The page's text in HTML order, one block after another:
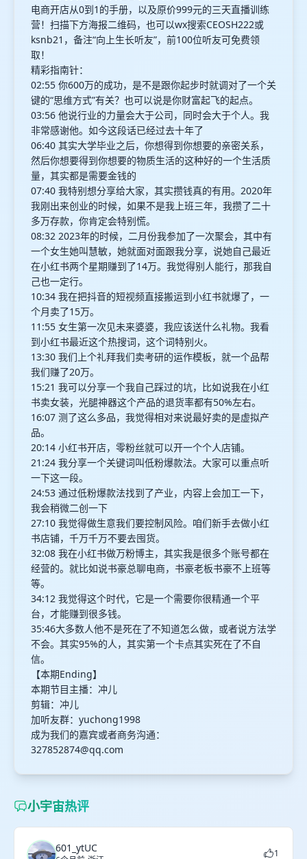
电商开店从0到1的手册，以及原价999元的三天直播训练
营！扫描下方海报二维码，也可以wx搜索CEOSH222或
ksnb21，备注“向上生长听友”，前100位听友可免费领
取！
精彩指南针：
02:55 你600万的成功，是不是跟你起步时就调对了一个关
键的“思维方式”有关？也可以说是你财富起飞的起点。
03:56 他说行业的力量会大于公司，同时会大于个人。我
非常感谢他。如今这段话已经过去十年了
06:40 其实大学毕业之后，你想得到你想要的亲密关系，
然后你想要得到你想要的物质生活的这种好的一个生活质
量，其实都是需要金钱的
07:40 我特别想分享给大家，其实攒钱真的有用。2020年
我刚出来创业的时候，如果不是我上班三年，我攒了二十
多万存款，你肯定会特别慌。
08:32 2023年的时候，二月份我参加了一次聚会，其中有
一个女生她叫慧敏，她就面对面跟我分享，说她自己最近
在小红书两个星期赚到了14万。我觉得别人能行，那我自
己也一定行。
10:34 我在把抖音的短视频直接搬运到小红书就爆了，一
个月卖了15万。
11:55 女生第一次见未来婆婆，我应该送什么礼物。我看
到小红书最近这个热搜词，这个词特别火。
13:30 我们上个礼拜我们卖考研的运作模板，就一个品帮
我们赚了20万。
15:21 我可以分享一个我自己踩过的坑，比如说我在小红
书卖女装，光腿神器这个产品的退货率都有50%左右。
16:07 测了这么多品，我觉得相对来说最好卖的是虚拟产
品。
20:14 小红书开店，零粉丝就可以开一个个人店铺。
21:24 我分享一个关键词叫低粉爆款法。大家可以重点听
一下这一段。
24:53 通过低粉爆款法找到了产业，内容上会加工一下，
我会稍微二创一下
27:10 我觉得做生意我们要控制风险。咱们新手去做小红
书店铺，千万千万不要去囤货。
32:08 我在小红书做万粉博主，其实我是很多个账号都在
经营的。就比如说书豪总聊电商，书豪老板书豪不上班等
等。
34:12 我觉得这个时代，它是一个需要你很精通一个平
台，才能赚到很多钱。
35:46大多数人他不是死在了不知道怎么做，或者说方法学
不会。其实95%的人，其实第一个卡点其实死在了不自
信。
【本期Ending】
本期节目主播：冲儿
剪辑：冲儿
加听友群：yuchong1998
成为我们的嘉宾或者商务沟通：
327852874@qq.com
小宇宙热评
601_ytUC 1